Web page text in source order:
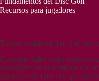
Recursos para jugadores
Recibe emails de disc golf más
Consejos útiles sobre discos,
novedades de herramientas y,
tendencia de DiscList que